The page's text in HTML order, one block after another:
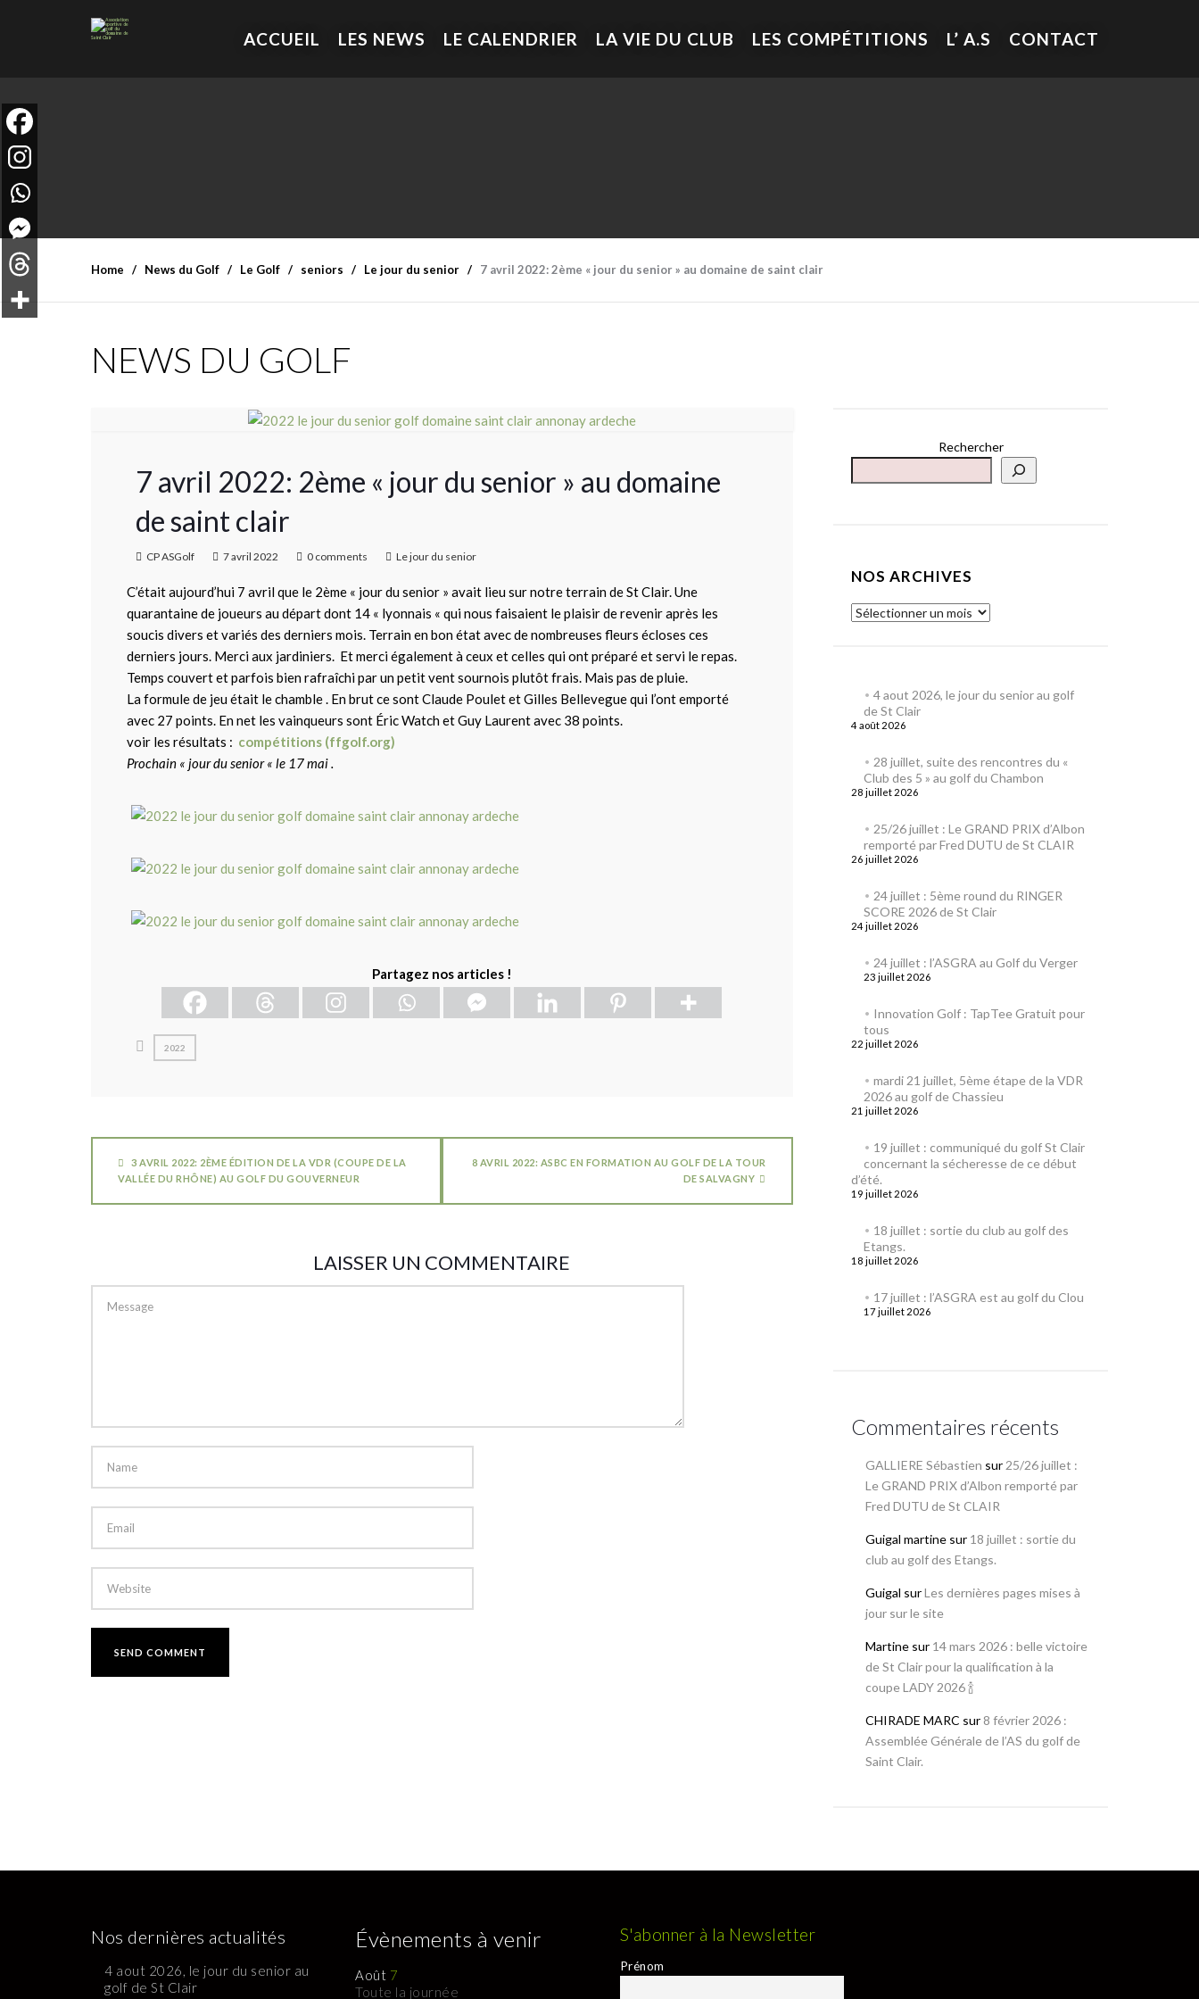
ACCUEIL LES NEWS LE CALENDRIER LA VIE DU CLUB LES COMPÉTITIONS L’ A.S CONTACT
Home News du Golf Le Golf seniors Le jour du senior 7 avril 2022: 2ème « jour du senior » au domaine de saint clair
NEWS DU GOLF
7 avril 2022: 2ème « jour du senior » au domaine
de saint clair
CP ASGolf 7 avril 2022 0 comments Le jour du senior
C’était aujourd’hui 7 avril que le 2ème « jour du senior » avait lieu sur notre terrain de St Clair. Une
quarantaine de joueurs au départ dont 14 « lyonnais « qui nous faisaient le plaisir de revenir après les
soucis divers et variés des derniers mois. Terrain en bon état avec de nombreuses fleurs écloses ces
derniers jours. Merci aux jardiniers. Et merci également à ceux et celles qui ont préparé et servi le repas.
Temps couvert et parfois bien rafraîchi par un petit vent sournois plutôt frais. Mais pas de pluie.
La formule de jeu était le chamble . En brut ce sont Claude Poulet et Gilles Bellevegue qui l’ont emporté
avec 27 points. En net les vainqueurs sont Éric Watch et Guy Laurent avec 38 points.
voir les résultats : compétitions (ffgolf.org)
Prochain « jour du senior « le 17 mai .
Partagez nos articles !
2022
3 AVRIL 2022: 2ÈME ÉDITION DE LA VDR (COUPE DE LA
VALLÉE DU RHÔNE) AU GOLF DU GOUVERNEUR
8 AVRIL 2022: ASBC EN FORMATION AU GOLF DE LA TOUR
DE SALVAGNY
LAISSER UN COMMENTAIRE
Rechercher
NOS ARCHIVES
4 aout 2026, le jour du senior au golf
de St Clair
4 août 2026
28 juillet, suite des rencontres du «
Club des 5 » au golf du Chambon
28 juillet 2026
25/26 juillet : Le GRAND PRIX d’Albon
remporté par Fred DUTU de St CLAIR
26 juillet 2026
24 juillet : 5ème round du RINGER
SCORE 2026 de St Clair
24 juillet 2026
24 juillet : l’ASGRA au Golf du Verger
23 juillet 2026
Innovation Golf : TapTee Gratuit pour
tous
22 juillet 2026
mardi 21 juillet, 5ème étape de la VDR
2026 au golf de Chassieu
21 juillet 2026
19 juillet : communiqué du golf St Clair
concernant la sécheresse de ce début
d’été.
19 juillet 2026
18 juillet : sortie du club au golf des
Etangs.
18 juillet 2026
17 juillet : l’ASGRA est au golf du Clou
17 juillet 2026
Commentaires récents
GALLIERE Sébastien sur 25/26 juillet :
Le GRAND PRIX d’Albon remporté par
Fred DUTU de St CLAIR
Guigal martine sur 18 juillet : sortie du
club au golf des Etangs.
Guigal surLes dernières pages mises à
jour sur le site
Martine sur 14 mars 2026 : belle victoire
de St Clair pour la qualification à la
coupe LADY 2026 🍾
CHIRADE MARC sur 8 février 2026 :
Assemblée Générale de l’AS du golf de
Saint Clair.
Nos dernières actualités
4 aout 2026, le jour du senior au
golf de St Clair
Évènements à venir
Août 7
Toute la journée
S'abonner à la Newsletter
Prénom